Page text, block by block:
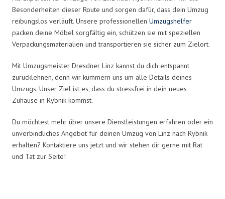
Besonderheiten dieser Route und sorgen dafür, dass dein Umzug
reibungslos verläuft. Unsere professionellen Umzugshelfer
packen deine Möbel sorgfältig ein, schützen sie mit speziellen
Verpackungsmaterialien und transportieren sie sicher zum Zielort.
Mit Umzugsmeister Dresdner Linz kannst du dich entspannt
zurücklehnen, denn wir kümmern uns um alle Details deines
Umzugs. Unser Ziel ist es, dass du stressfrei in dein neues
Zuhause in Rybnik kommst.
Du möchtest mehr über unsere Dienstleistungen erfahren oder ein
unverbindliches Angebot für deinen Umzug von Linz nach Rybnik
erhalten? Kontaktiere uns jetzt und wir stehen dir gerne mit Rat
und Tat zur Seite!